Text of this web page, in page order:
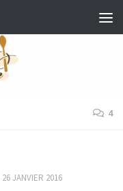
4
26 JANVIER 2016